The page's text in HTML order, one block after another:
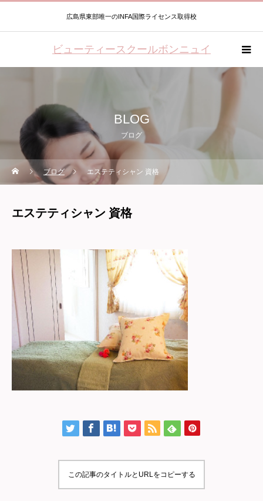
広島県東部唯一のINFA国際ライセンス取得校
ビューティースクールボンニュイ
BLOG
ブログ
ブログ エステティシャン 資格
エステティシャン 資格
この記事のタイトルとURLをコピーする